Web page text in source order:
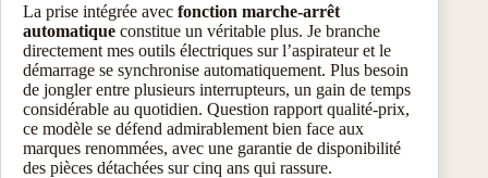
La prise intégrée avec fonction marche-arrêt
automatique constitue un véritable plus. Je branche
directement mes outils électriques sur l’aspirateur et le
démarrage se synchronise automatiquement. Plus besoin
de jongler entre plusieurs interrupteurs, un gain de temps
considérable au quotidien. Question rapport qualité-prix,
ce modèle se défend admirablement bien face aux
marques renommées, avec une garantie de disponibilité
des pièces détachées sur cinq ans qui rassure.